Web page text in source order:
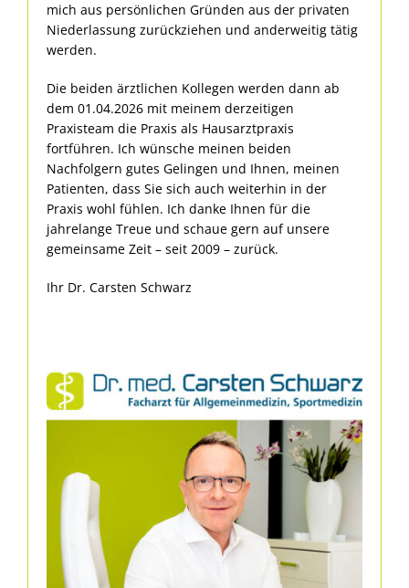
mich aus persönlichen Gründen aus der privaten
Niederlassung zurückziehen und anderweitig tätig
werden.
Die beiden ärztlichen Kollegen werden dann ab
dem 01.04.2026 mit meinem derzeitigen
Praxisteam die Praxis als Hausarztpraxis
fortführen. Ich wünsche meinen beiden
Nachfolgern gutes Gelingen und Ihnen, meinen
Patienten, dass Sie sich auch weiterhin in der
Praxis wohl fühlen. Ich danke Ihnen für die
jahrelange Treue und schaue gern auf unsere
gemeinsame Zeit – seit 2009 – zurück.
Ihr Dr. Carsten Schwarz